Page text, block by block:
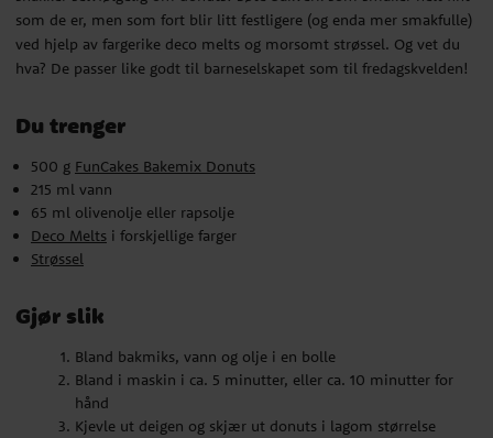
65 ml olivenolje eller rapsolje
i forskjellige farger
Strøssel
Bland i maskin i ca. 5 minutter, eller ca. 10 minutter for
Kjevle ut deigen og skjær ut donuts i lagom størrelse
La deigen hvile i 25 minutter
Stek i ovnen:
Forvarm ovnen til 200 °C, eller sett frityrkokeren til 180 °C
Stek donutsen i 12 minutter midt i ovnen.
som de er, men som fort blir litt festligere (og enda mer smakfulle)
ved hjelp av fargerike deco melts og morsomt strøssel. Og vet du
hva? De passer like godt til barneselskapet som til fredagskvelden!
Du trenger
500 g FunCakes Bakemix Donuts
215 ml vann
65 ml olivenolje eller rapsolje
Deco Melts i forskjellige farger
Strøssel
Gjør slik
Bland bakmiks, vann og olje i en bolle
Bland i maskin i ca. 5 minutter, eller ca. 10 minutter for
hånd
Kjevle ut deigen og skjær ut donuts i lagom størrelse